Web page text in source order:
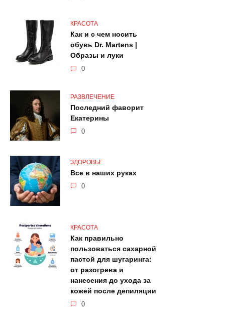
КРАСОТА
Как и с чем носить
обувь Dr. Martens |
Образы и луки
0
РАЗВЛЕЧЕНИЕ
Последний фаворит
Екатерины
0
ЗДОРОВЬЕ
Все в наших руках
0
КРАСОТА
Как правильно
пользоваться сахарной
пастой для шугаринга:
от разогрева и
нанесения до ухода за
кожей после депиляции
0